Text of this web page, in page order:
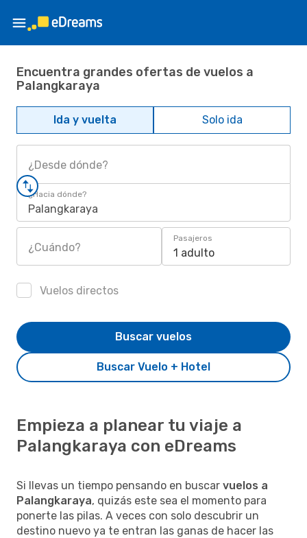
Encuentra grandes ofertas de vuelos a
Palangkaraya
Ida y vuelta Solo ida
¿Desde dónde?
¿Hacia dónde?
Palangkaraya
¿Cuándo?
Pasajeros
1 adulto
Vuelos directos
Buscar Vuelo + Hotel
Buscar vuelos
Empieza a planear tu viaje a
Palangkaraya con eDreams
Si llevas un tiempo pensando en buscar vuelos a
Palangkaraya, quizás este sea el momento para
ponerte las pilas. A veces con solo descubrir un
destino nuevo ya te entran las ganas de hacer las